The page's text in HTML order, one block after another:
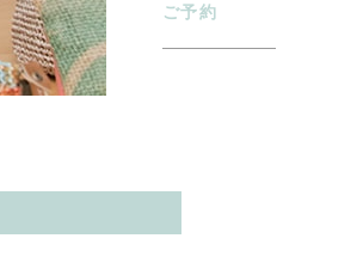
ご予約